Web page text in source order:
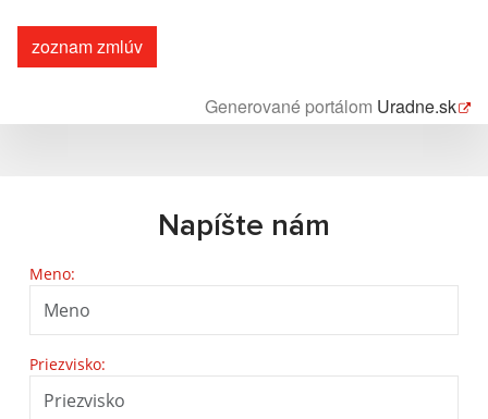
zoznam zmlúv
Generované portálom Uradne.sk
Napíšte nám
Meno:
Priezvisko: